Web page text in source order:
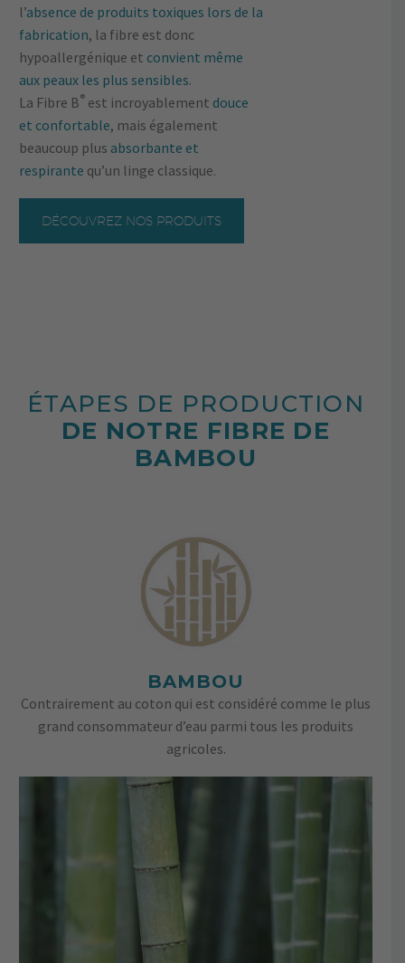
l’absence de produits toxiques lors de la
fabrication, la fibre est donc
hypoallergénique et convient même
aux peaux les plus sensibles.
La Fibre B® est incroyablement douce
et confortable, mais également
beaucoup plus absorbante et
respirante qu’un linge classique.
DÉCOUVREZ NOS PRODUITS
ÉTAPES DE PRODUCTION
DE NOTRE FIBRE DE
BAMBOU
BAMBOU
Contrairement au coton qui est considéré comme le plus
grand consommateur d’eau parmi tous les produits
agricoles.